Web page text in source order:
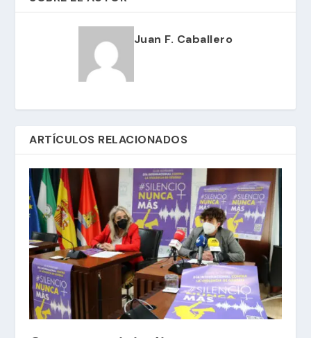
Juan F. Caballero
ARTÍCULOS RELACIONADOS